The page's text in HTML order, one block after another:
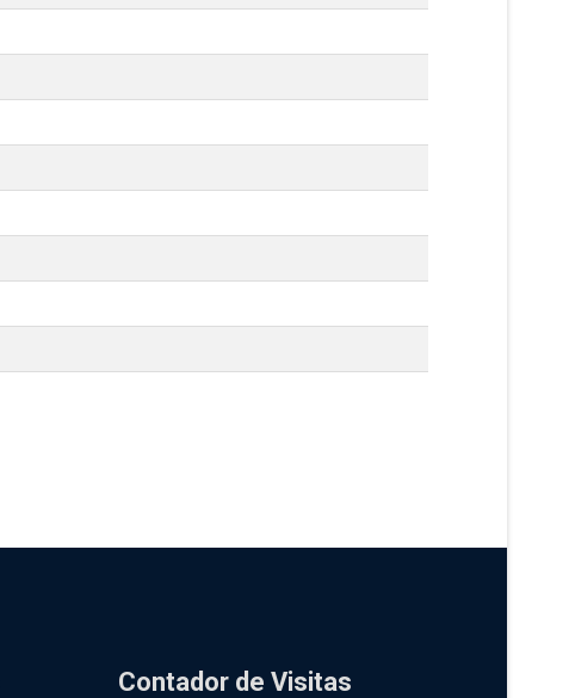
Contador de Visitas